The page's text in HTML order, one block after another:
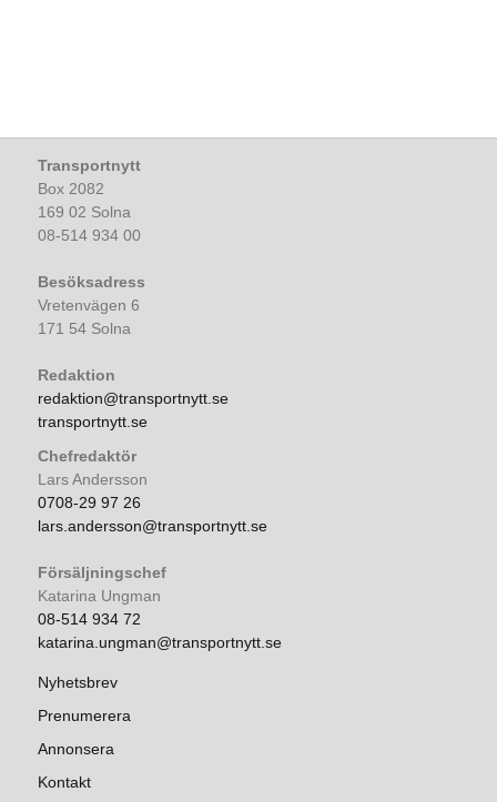
Transportnytt
Box 2082
169 02 Solna
08-514 934 00
Besöksadress
Vretenvägen 6
171 54 Solna
Redaktion
redaktion@transportnytt.se
transportnytt.se
Chefredaktör
Lars Andersson
0708-29 97 26
lars.andersson@transportnytt.se
Försäljningschef
Katarina Ungman
08-514 934 72
katarina.ungman@transportnytt.se
Nyhetsbrev
Prenumerera
Annonsera
Kontakt